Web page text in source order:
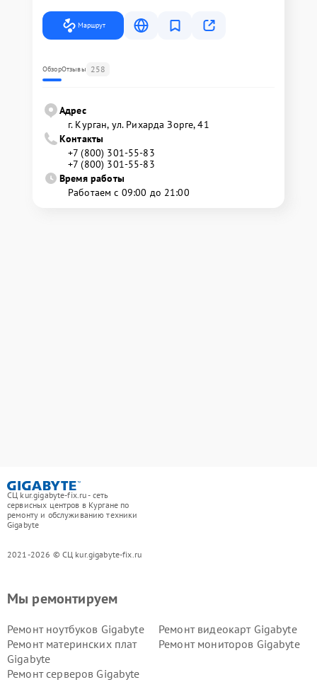
Маршрут
ОбзорОтзывы 258
Адрес
г. Курган, ул. Рихарда Зорге, 41
Контакты
+7 (800) 301-55-83
+7 (800) 301-55-83
Время работы
Работаем с 09:00 до 21:00
СЦ kur.gigabyte-fix.ru - сеть
сервисных центров в Кургане по
ремонту и обслуживанию техники
Gigabyte
2021-2026 © СЦ kur.gigabyte-fix.ru
Мы ремонтируем
Ремонт ноутбуков Gigabyte
Ремонт видеокарт Gigabyte
Ремонт материнских плат
Gigabyte
Ремонт мониторов Gigabyte
Ремонт серверов Gigabyte